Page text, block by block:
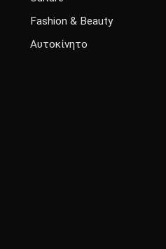
Fashion & Beauty
Αυτοκίνητο